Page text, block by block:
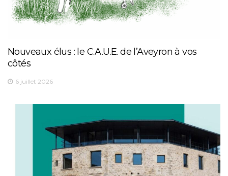
Nouveaux élus : le C.A.U.E. de l’Aveyron à vos
côtés
6 juillet 2026